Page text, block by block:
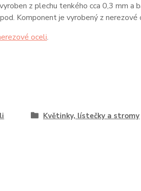
z plechu tenkého cca 0,3 mm a
Komponent je vyrobený z
oceli.
Květinky, lístečky a stromy